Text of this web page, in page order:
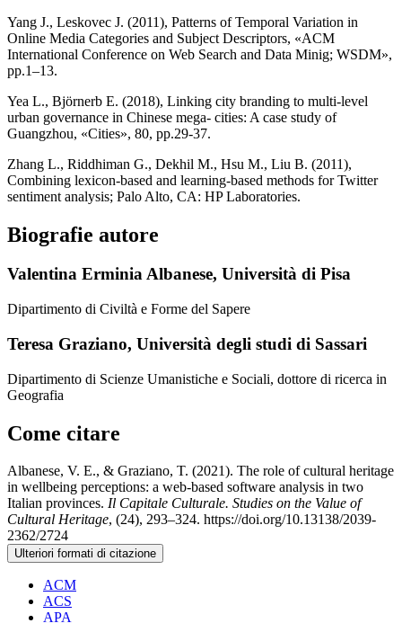
Yang J., Leskovec J. (2011), Patterns of Temporal Variation in
Online Media Categories and Subject Descriptors, «ACM
International Conference on Web Search and Data Minig; WSDM»,
pp.1–13.
Yea L., Björnerb E. (2018), Linking city branding to multi-level
urban governance in Chinese mega- cities: A case study of
Guangzhou, «Cities», 80, pp.29-37.
Zhang L., Riddhiman G., Dekhil M., Hsu M., Liu B. (2011),
Combining lexicon-based and learning-based methods for Twitter
sentiment analysis; Palo Alto, CA: HP Laboratories.
Biografie autore
Valentina Erminia Albanese, Università di Pisa
Dipartimento di Civiltà e Forme del Sapere
Teresa Graziano, Università degli studi di Sassari
Dipartimento di Scienze Umanistiche e Sociali, dottore di ricerca in
Geografia
Come citare
Albanese, V. E., & Graziano, T. (2021). The role of cultural heritage
in wellbeing perceptions: a web-based software analysis in two
Italian provinces. Il Capitale Culturale. Studies on the Value of
Cultural Heritage, (24), 293–324. https://doi.org/10.13138/2039-
2362/2724
Ulteriori formati di citazione
ACM
ACS
APA